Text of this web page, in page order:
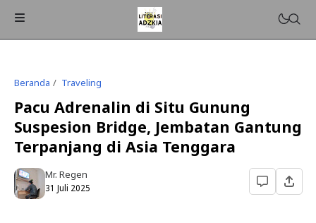
Beranda Traveling
Pacu Adrenalin di Situ Gunung
Suspesion Bridge, Jembatan Gantung
Terpanjang di Asia Tenggara
Mr. Regen
31 Juli 2025